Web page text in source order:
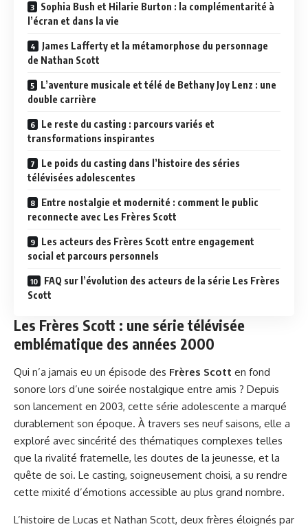
Sophia Bush et Hilarie Burton : la complémentarité à
l’écran et dans la vie
James Lafferty et la métamorphose du personnage
de Nathan Scott
L’aventure musicale et télé de Bethany Joy Lenz : une
double carrière
Le reste du casting : parcours variés et
transformations inspirantes
Le poids du casting dans l’histoire des séries
télévisées adolescentes
Entre nostalgie et modernité : comment le public
reconnecte avec Les Frères Scott
Les acteurs des Frères Scott entre engagement
social et parcours personnels
FAQ sur l’évolution des acteurs de la série Les Frères
Scott
Les Frères Scott : une série télévisée
emblématique des années 2000
Qui n’a jamais eu un épisode des Frères Scott en fond
sonore lors d’une soirée nostalgique entre amis ? Depuis
son lancement en 2003, cette série adolescente a marqué
durablement son époque. À travers ses neuf saisons, elle a
exploré avec sincérité des thématiques complexes telles
que la rivalité fraternelle, les doutes de la jeunesse, et la
quête de soi. Le casting, soigneusement choisi, a su rendre
cette mixité d’émotions accessible au plus grand nombre.
L’histoire de Lucas et Nathan Scott, deux frères éloignés par